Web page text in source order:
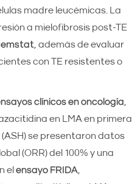
madre leucémicas. La
a mielofibrosis post-TE
, además de evaluar
con TE resistentes o
clínicos en oncología
en LMA en primera
se presentaron datos
(ORR) del 100% y una
el ensayo FRIDA,